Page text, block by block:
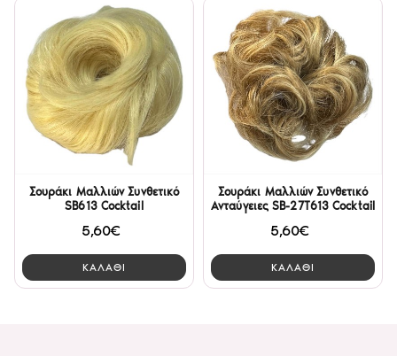
Σουράκι Μαλλιών Συνθετικό
SB613 Cocktail
5,60€
ΚΑΛΑΘΙ
Σουράκι Μαλλιών Συνθετικό
Ανταύγειες SB-27T613 Cocktail
5,60€
ΚΑΛΑΘΙ